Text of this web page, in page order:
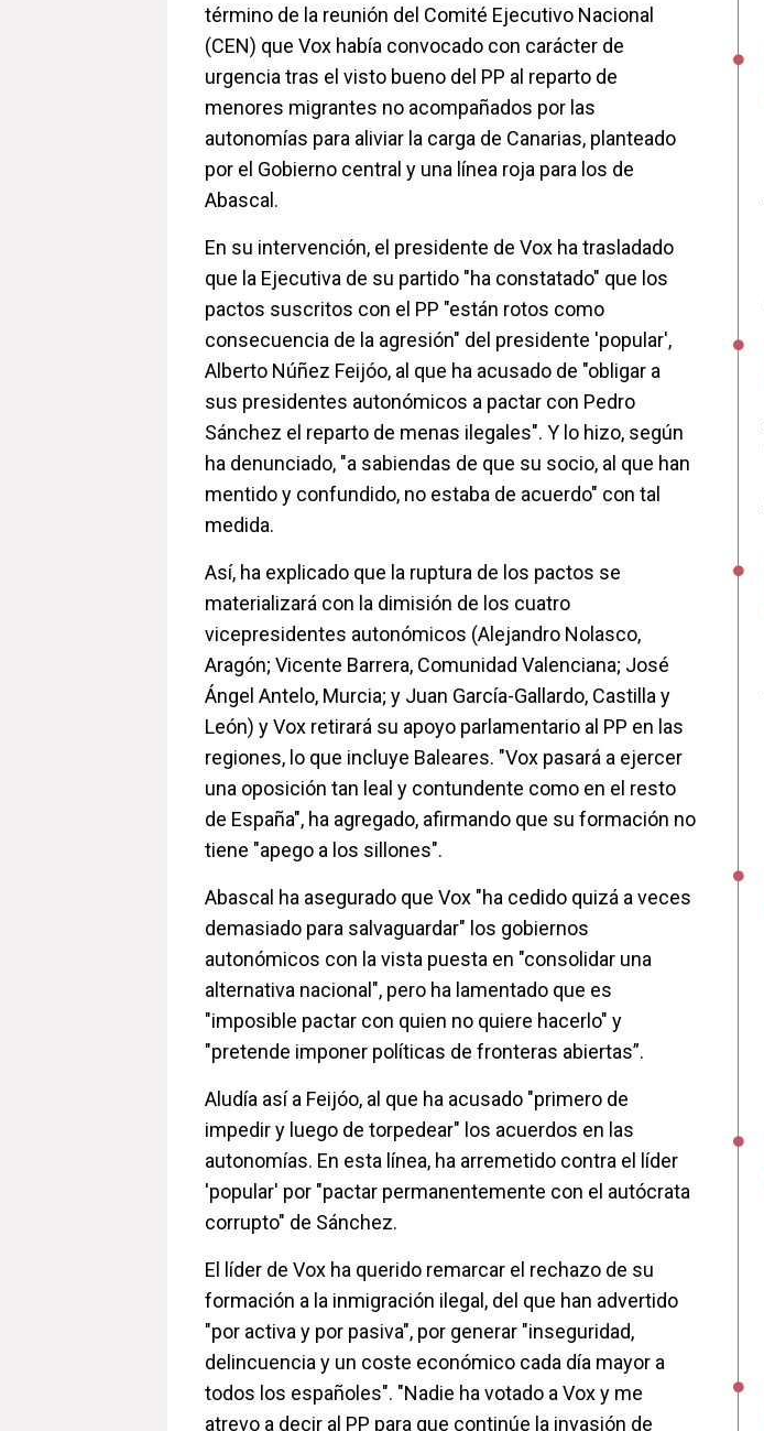
término de la reunión del Comité Ejecutivo Nacional
(CEN) que Vox había convocado con carácter de
urgencia tras el visto bueno del PP al reparto de
menores migrantes no acompañados por las
autonomías para aliviar la carga de Canarias, planteado
por el Gobierno central y una línea roja para los de
Abascal.
En su intervención, el presidente de Vox ha trasladado
que la Ejecutiva de su partido "ha constatado" que los
pactos suscritos con el PP "están rotos como
consecuencia de la agresión" del presidente 'popular',
Alberto Núñez Feijóo, al que ha acusado de "obligar a
sus presidentes autonómicos a pactar con Pedro
Sánchez el reparto de menas ilegales". Y lo hizo, según
ha denunciado, "a sabiendas de que su socio, al que han
mentido y confundido, no estaba de acuerdo" con tal
medida.
Así, ha explicado que la ruptura de los pactos se
materializará con la dimisión de los cuatro
vicepresidentes autonómicos (Alejandro Nolasco,
Aragón; Vicente Barrera, Comunidad Valenciana; José
Ángel Antelo, Murcia; y Juan García-Gallardo, Castilla y
León) y Vox retirará su apoyo parlamentario al PP en las
regiones, lo que incluye Baleares. "Vox pasará a ejercer
una oposición tan leal y contundente como en el resto
de España", ha agregado, afirmando que su formación no
tiene "apego a los sillones".
Abascal ha asegurado que Vox "ha cedido quizá a veces
demasiado para salvaguardar" los gobiernos
autonómicos con la vista puesta en "consolidar una
alternativa nacional", pero ha lamentado que es
"imposible pactar con quien no quiere hacerlo" y
"pretende imponer políticas de fronteras abiertas”.
Aludía así a Feijóo, al que ha acusado "primero de
impedir y luego de torpedear" los acuerdos en las
autonomías. En esta línea, ha arremetido contra el líder
'popular' por "pactar permanentemente con el autócrata
corrupto" de Sánchez.
El líder de Vox ha querido remarcar el rechazo de su
formación a la inmigración ilegal, del que han advertido
"por activa y por pasiva", por generar "inseguridad,
delincuencia y un coste económico cada día mayor a
todos los españoles". "Nadie ha votado a Vox y me
atrevo a decir al PP para que continúe la invasión de